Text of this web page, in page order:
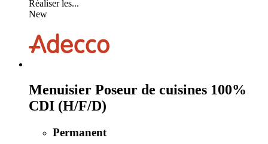
Réaliser les...
New
Menuisier Poseur de cuisines 100%
CDI (H/F/D)
Permanent